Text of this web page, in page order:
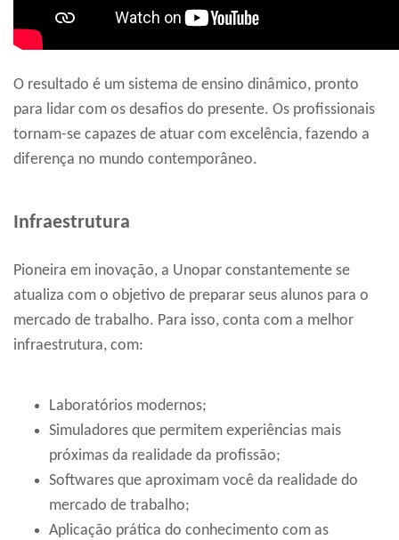
O resultado é um sistema de ensino dinâmico, pronto
para lidar com os desafios do presente. Os profissionais
tornam-se capazes de atuar com excelência, fazendo a
diferença no mundo contemporâneo.
Infraestrutura
Pioneira em inovação, a Unopar constantemente se
atualiza com o objetivo de preparar seus alunos para o
mercado de trabalho. Para isso, conta com a melhor
infraestrutura, com:
Laboratórios modernos;
Simuladores que permitem experiências mais
próximas da realidade da profissão;
Softwares que aproximam você da realidade do
mercado de trabalho;
Aplicação prática do conhecimento com as